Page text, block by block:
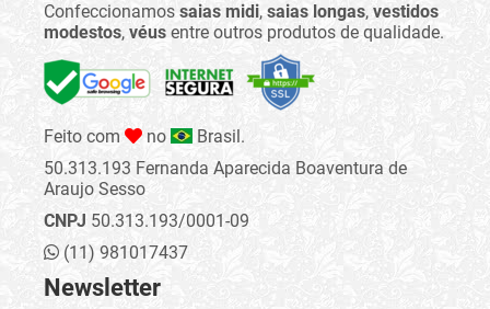
Confeccionamos saias midi, saias longas, vestidos
modestos, véus entre outros produtos de qualidade.
Feito com no
Brasil.
50.313.193 Fernanda Aparecida Boaventura de
Araujo Sesso
CNPJ50.313.193/0001-09
(11) 981017437
Newsletter